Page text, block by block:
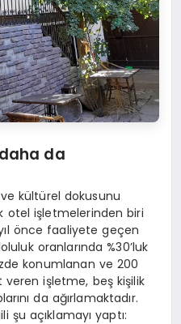
da
kültürel dokusunu
otel işletmelerinden biri
önce faaliyete geçen
oranlarında %30’luk
konumlanan ve 200
veren işletme, beş kişilik
da ağırlamaktadır.
şu açıklamayı yaptı: